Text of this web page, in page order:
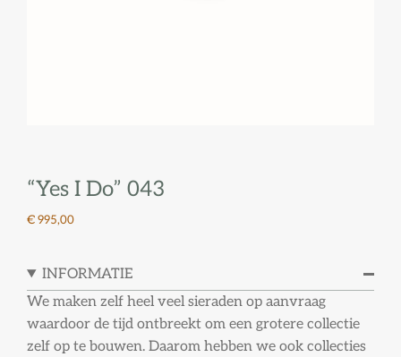
“Yes I Do” 043
€ 995,00
INFORMATIE
We maken zelf heel veel sieraden op aanvraag
waardoor de tijd ontbreekt om een grotere collectie
zelf op te bouwen. Daarom hebben we ook collecties